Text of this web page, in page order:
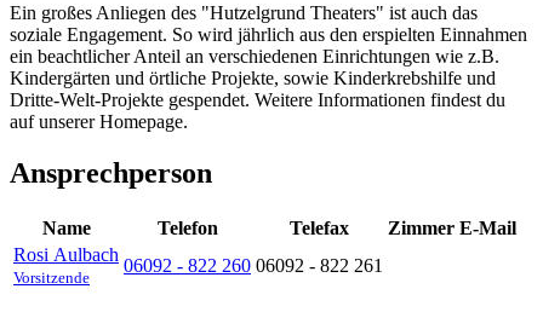
Ein großes Anliegen des "Hutzelgrund Theaters" ist auch das
soziale Engagement. So wird jährlich aus den erspielten Einnahmen
ein beachtlicher Anteil an verschiedenen Einrichtungen wie z.B.
Kindergärten und örtliche Projekte, sowie Kinderkrebshilfe und
Dritte-Welt-Projekte gespendet. Weitere Informationen findest du
auf unserer Homepage.
Ansprechperson
Name Telefon Telefax Zimmer E-Mail
Rosi Aulbach
Vorsitzende
06092 - 822 260 06092 - 822 261